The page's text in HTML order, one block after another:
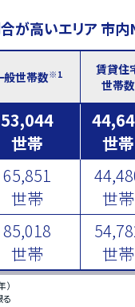
が高いエリア 市
般世帯数※1
賃貸住
世帯数
53,044
世帯
世帯
65,851
世帯
世帯
85,018
世帯
世帯